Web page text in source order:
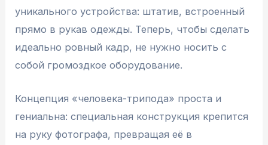
уникального устройства: штатив, встроенный
прямо в рукав одежды. Теперь, чтобы сделать
идеально ровный кадр, не нужно носить с
собой громоздкое оборудование.
Концепция «человека-трипода» проста и
гениальна: специальная конструкция крепится
на руку фотографа, превращая её в